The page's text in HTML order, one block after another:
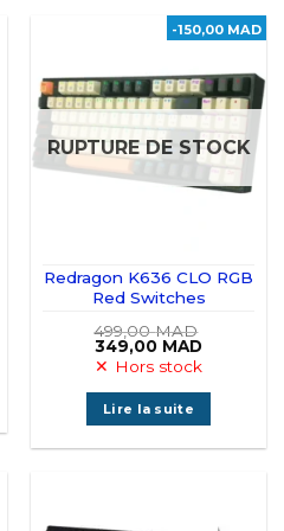
-150,00 MAD
RUPTURE DE STOCK
Redragon K636 CLO RGB
Red Switches
499,00MAD
Le
prix
initial
était :
499,00 MAD.
349,00 MAD
prix
actuel
est :
Hors stock
Lire la suite